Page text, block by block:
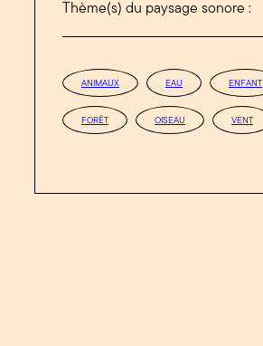
Thème(s) du paysage sonore :
ANIMAUX EAU ENFANT
FORÊT OISEAU VENT